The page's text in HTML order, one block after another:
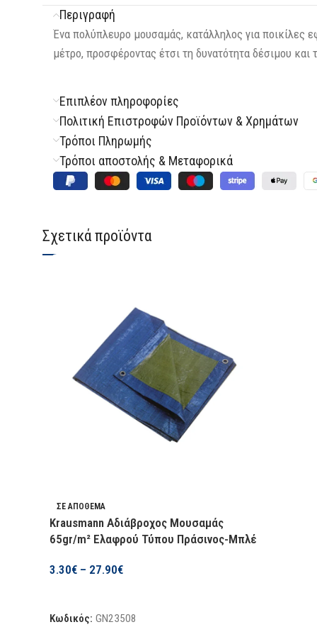
Περιγραφή
Ένα πολύπλευρο μουσαμάς, κατάλληλος για ποικίλες
μέτρο, προσφέροντας έτσι τη δυνατότητα δέσιμου
Επιπλέον πληροφορίες
Πολιτική Επιστροφών Προϊόντων & Χρημάτων
Τρόποι Πληρωμής
Τρόποι αποστολής & Μεταφορικά
Σχετικά προϊόντα
ΣΕ ΑΠΌΘΕΜΑ
Krausmann Αδιάβροχος Μουσαμάς
65gr/m² Ελαφρού Τύπου Πράσινος-Μπλέ
3.30€ – 27.90€
Κωδικός: GN23508